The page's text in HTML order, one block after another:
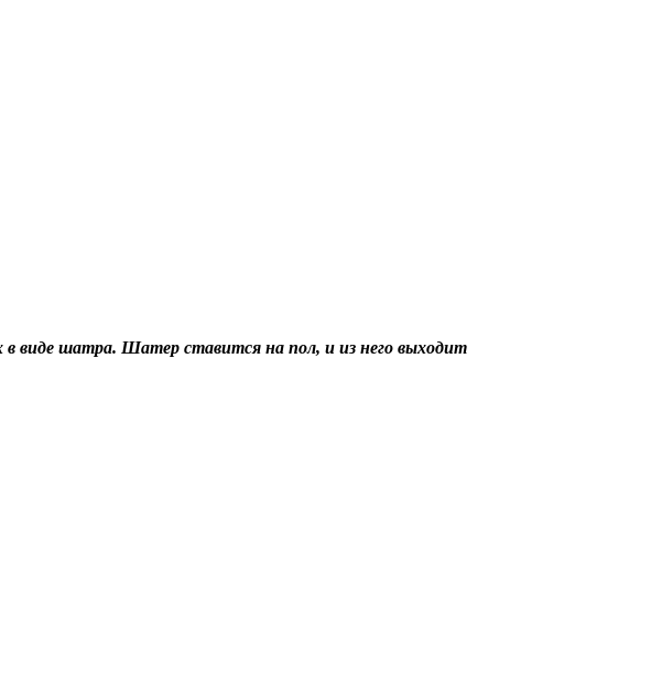
в виде шатра. Шатер ставится на пол, и из него выходит